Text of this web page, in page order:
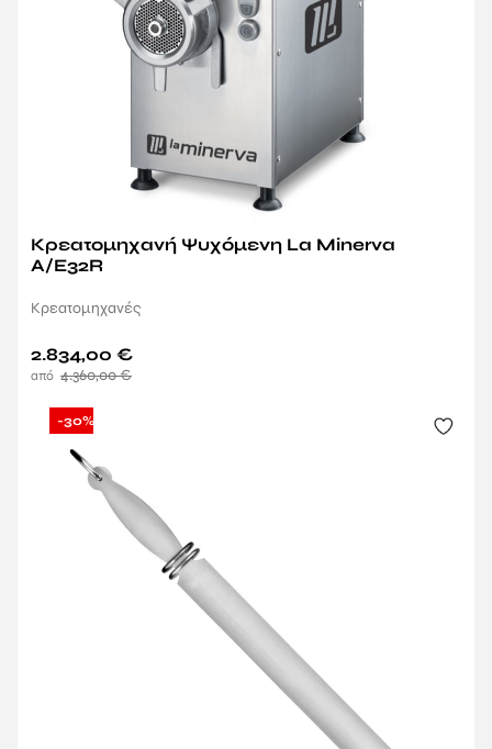
Κρεατομηχανή Ψυχόμενη La Minerva
A/E32R
Κρεατομηχανές
4.360,00€
2.834,00 €
-30%